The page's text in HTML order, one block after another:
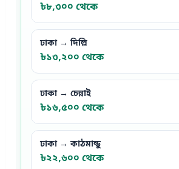
৳৮,৩০০ থেকে
ঢাকা → দিল্লি
৳১৩,২০০ থেকে
ঢাকা → চেন্নাই
৳১৬,৫০০ থেকে
ঢাকা → কাঠমান্ডু
৳২২,৬০০ থেকে